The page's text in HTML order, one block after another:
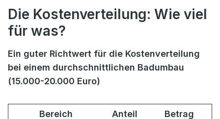
Die Kostenverteilung: Wie viel
für was?
Ein guter Richtwert für die Kostenverteilung
bei einem durchschnittlichen Badumbau
(15.000-20.000 Euro)
Bereich Anteil
Betrag